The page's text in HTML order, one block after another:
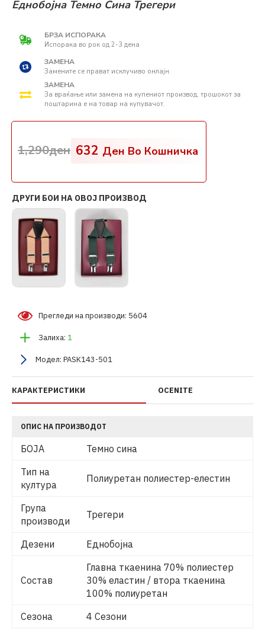
Еднобојна Темно Сина Трегери
Залиха: 1
Модел: PASK143-501
Прегледи на производи: 5604
632 Ден Во Кошничка
1,290ден
ДРУГИ БОИ НА ОВОЈ ПРОИЗВОД
БРЗА ИСПОРАКА
Испорака во рок од 2-3 дена
ЗАМЕНА
Замените се прават исклучиво онлајн.
ЗАМЕНА
За враќање или замена на купениот производ, трошокот за
поштарина е на товар на купувачот.
КАРАКТЕРИСТИКИ OCENITE
ОПИС НА ПРОИЗВОДОТ
БОЈА
Темно сина
Тип на
култура
Полиуретан полиестер-елестин
Група
производи
Трегери
Дезени Еднобојна
Состав
Главна ткаенина 70% полиестер
30% еластин / втора ткаенина
100% полиуретан
Сезона
4 Сезони